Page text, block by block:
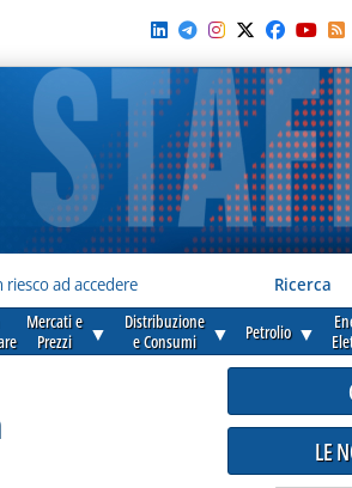
riesco ad accedere Ricerca
Mercati e
Prezzi
▼
Distribuzione
e Consumi
▼ Petrolio ▼
LE